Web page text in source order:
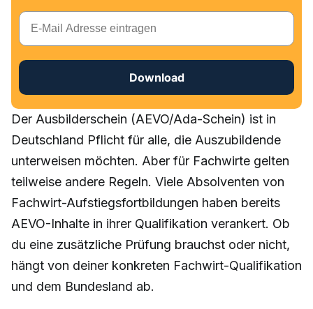
E-Mail
Download
Der Ausbilderschein (AEVO/Ada-Schein) ist in
Deutschland Pflicht für alle, die Auszubildende
unterweisen möchten. Aber für Fachwirte gelten
teilweise andere Regeln. Viele Absolventen von
Fachwirt-Aufstiegsfortbildungen haben bereits
AEVO-Inhalte in ihrer Qualifikation verankert. Ob
du eine zusätzliche Prüfung brauchst oder nicht,
hängt von deiner konkreten Fachwirt-Qualifikation
und dem Bundesland ab.